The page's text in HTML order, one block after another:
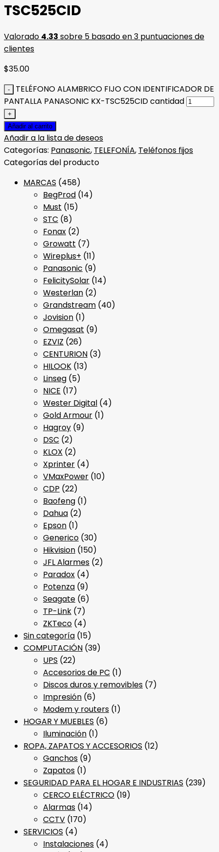
TSC525CID
Valorado 4.33 sobre 5 basado en3 puntuaciones de
clientes
$35.00
TELÉFONO ALAMBRICO FIJO CON IDENTIFICADOR DE
PANTALLA PANASONIC KX-TSC525CID cantidad
Añadir al carrito
Añadir a la lista de deseos
Categorías: Panasonic, TELEFONÍA, Teléfonos fijos
Categorías del producto
MARCAS (458)
BegProd (14)
Must (15)
STC (8)
Fonax (2)
Growatt (7)
Wireplus+ (11)
Panasonic (9)
FelicitySolar (14)
Westerlan (2)
Grandstream (40)
Jovision (1)
Omegasat (9)
EZVIZ (26)
CENTURION (3)
HILOOK (13)
Linseg (5)
NICE (17)
Wester Digital (4)
Gold Armour (1)
Hagroy (9)
DSC (2)
KLOX (2)
Xprinter (4)
VMaxPower (10)
CDP (22)
Baofeng (1)
Dahua (2)
Epson (1)
Generico (30)
Hikvision (150)
JFL Alarmes (2)
Paradox (4)
Potenza (9)
Seagate (6)
TP-Link (7)
ZKTeco (4)
Sin categoría (15)
COMPUTACIÓN (39)
UPS (22)
Accesorios de PC (1)
Discos duros y removibles (7)
Impresión (6)
Modem y routers (1)
HOGAR Y MUEBLES (6)
Iluminación (1)
ROPA, ZAPATOS Y ACCESORIOS (12)
Ganchos (9)
Zapatos (1)
SEGURIDAD PARA EL HOGAR E INDUSTRIAS (239)
CERCO ELÉCTRICO (19)
Alarmas (14)
CCTV (170)
SERVICIOS (4)
Instalaciones (4)